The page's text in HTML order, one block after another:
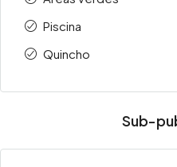
Piscina
Quincho
Sub-